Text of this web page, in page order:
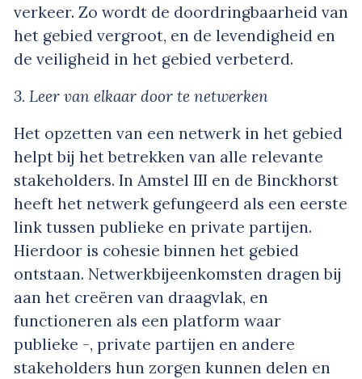
verkeer. Zo wordt de doordringbaarheid van
het gebied vergroot, en de levendigheid en
de veiligheid in het gebied verbeterd.
3. Leer van elkaar door te netwerken
Het opzetten van een netwerk in het gebied
helpt bij het betrekken van alle relevante
stakeholders. In Amstel III en de Binckhorst
heeft het netwerk gefungeerd als een eerste
link tussen publieke en private partijen.
Hierdoor is cohesie binnen het gebied
ontstaan. Netwerkbijeenkomsten dragen bij
aan het creëren van draagvlak, en
functioneren als een platform waar
publieke -, private partijen en andere
stakeholders hun zorgen kunnen delen en